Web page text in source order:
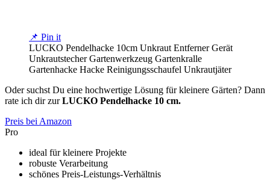
📌 Pin it
LUCKO Pendelhacke 10cm Unkraut Entferner Gerät
Unkrautstecher Gartenwerkzeug Gartenkralle
Gartenhacke Hacke Reinigungsschaufel Unkrautjäter
Oder suchst Du eine hochwertige Lösung für kleinere Gärten? Dann
rate ich dir zurLUCKO Pendelhacke 10 cm.
Preis bei Amazon
Pro
ideal für kleinere Projekte
robuste Verarbeitung
schönes Preis-Leistungs-Verhältnis